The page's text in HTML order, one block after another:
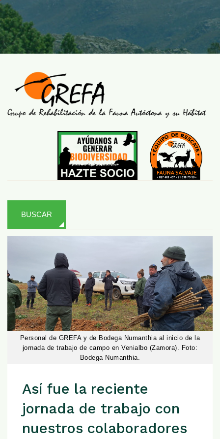
BUSCAR
Personal de GREFA y de Bodega Numanthia al inicio de la
jornada de trabajo de campo en Venialbo (Zamora). Foto:
Bodega Numanthia.
Así fue la reciente
jornada de trabajo con
nuestros colaboradores